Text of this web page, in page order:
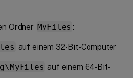
Ordner MyFiles :
auf einem 32-Bit-Computer
auf einem 64-Bit-